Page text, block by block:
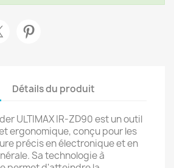
Détails du produit
ULTIMAX IR-ZD90 est un outil
ergonomique, conçu pour les
précis en électronique et en
Sa technologie à